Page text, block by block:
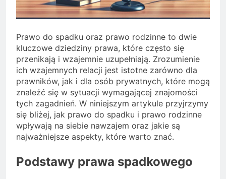
Prawo do spadku oraz prawo rodzinne to dwie
kluczowe dziedziny prawa, które często się
przenikają i wzajemnie uzupełniają. Zrozumienie
ich wzajemnych relacji jest istotne zarówno dla
prawników, jak i dla osób prywatnych, które mogą
znaleźć się w sytuacji wymagającej znajomości
tych zagadnień. W niniejszym artykule przyjrzymy
się bliżej, jak prawo do spadku i prawo rodzinne
wpływają na siebie nawzajem oraz jakie są
najważniejsze aspekty, które warto znać.
Podstawy prawa spadkowego